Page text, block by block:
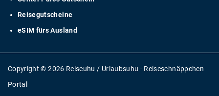
Reisegutscheine
eSIM fürs Ausland
Copyright © 2026 Reiseuhu / Urlaubsuhu - Reiseschnäppchen
Portal